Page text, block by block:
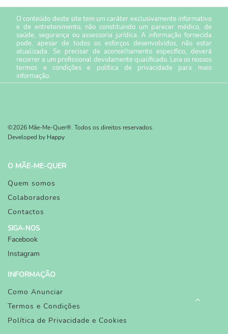
O conteúdo deste site tem um caráter exclusivamente informativo
e de entretenimento, não constituindo um parecer médico, de
saúde, segurança ou assessoria jurídica. A informação fornecida
pode, apesar de todos os esforços desenvolvidos, não estar
atualizada. Se precisar de aconselhamento específico, deverá
recorrer a um profissional devidamente qualificado. Leia os nossos
termos e condiçõese política de privacidade para mais
informação.
©2026 Mãe-Me-Quer®. Todos os direitos reservados.
Developed by Happy
O MÃE-ME-QUER
Quem somos
Colaboradores
Contactos
SIGA-NOS
Facebook
Instagram
INFORMAÇÃO
Como Anunciar
Termos e Condições
Política de Privacidade e Cookies